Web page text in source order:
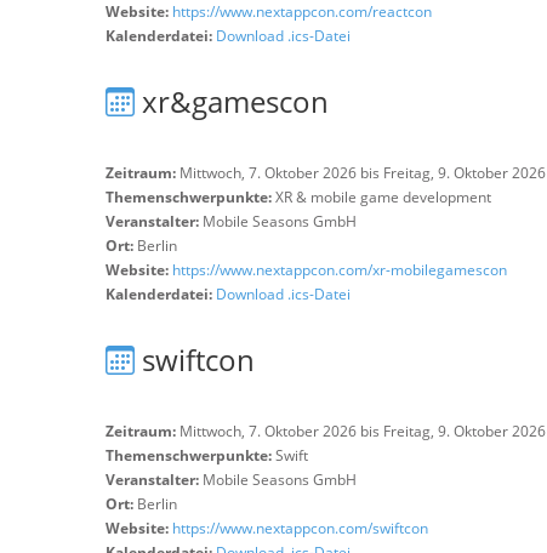
Website: https://www.nextappcon.com/reactcon
Kalenderdatei: Download .ics-Datei
xr&gamescon
Zeitraum: Mittwoch, 7. Oktober 2026 bis Freitag, 9. Oktober 2026
Themenschwerpunkte:XR & mobile game development
Veranstalter: Mobile Seasons GmbH
Ort: Berlin
Website: https://www.nextappcon.com/xr-mobilegamescon
Kalenderdatei: Download .ics-Datei
swiftcon
Zeitraum: Mittwoch, 7. Oktober 2026 bis Freitag, 9. Oktober 2026
Themenschwerpunkte:Swift
Veranstalter: Mobile Seasons GmbH
Ort: Berlin
Website: https://www.nextappcon.com/swiftcon